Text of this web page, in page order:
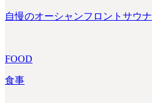
自慢のオーシャンフロントサウナ
FOOD
食事